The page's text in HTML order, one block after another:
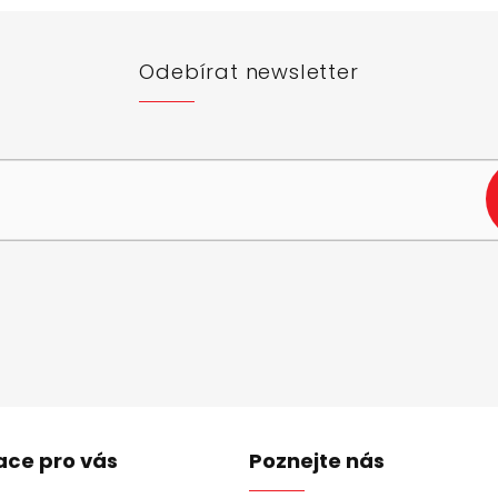
Odebírat newsletter
pro vás Poznejte nás